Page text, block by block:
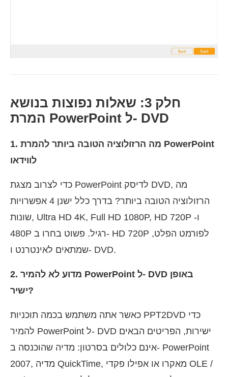
חלק 3: שאלות נפוצות בנושא
המרת PowerPoint ל- DVD
1. מה הרזולוציה הטובה ביותר להמרת PowerPoint
לווידאו
כדי לצרוב מצגת PowerPoint לדיסק DVD, מה
הרזולוציה הטובה ביותר? בדרך כלל ישנן 4 אפשרויות
שונות, Ultra HD 4K, Full HD 1080P, HD 720P ו-
480P רגיל. פשוט בחרו ב- HD 720P לפורמט הפלט,
שמתאים לאינטרנט ו- DVD.
2. מדוע לא להמיר PowerPoint ל- DVD באופן
ישיר?
כאשר אתה משתמש בכמה תוכניות PPT2DVD כדי
להמיר PowerPoint ל- DVD ישירות, הפריטים הבאים
אינם כלולים בסרטון: מדיה שהוכנסה ב- PowerPoint
2007, מדיה QuickTime, מאקרו או אפילו פקדי OLE /